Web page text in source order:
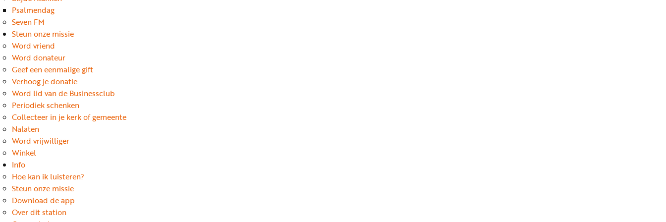
Psalmendag
Seven FM
Steun onze missie
Word vriend
Word donateur
Geef een eenmalige gift
Verhoog je donatie
Word lid van de Businessclub
Periodiek schenken
Collecteer in je kerk of gemeente
Nalaten
Word vrijwilliger
Winkel
Info
Hoe kan ik luisteren?
Steun onze missie
Download de app
Over dit station
nu
vriend
Businessclub
Adverteren
Winkel
Privacy
reglement
Algemene
voorwaarden